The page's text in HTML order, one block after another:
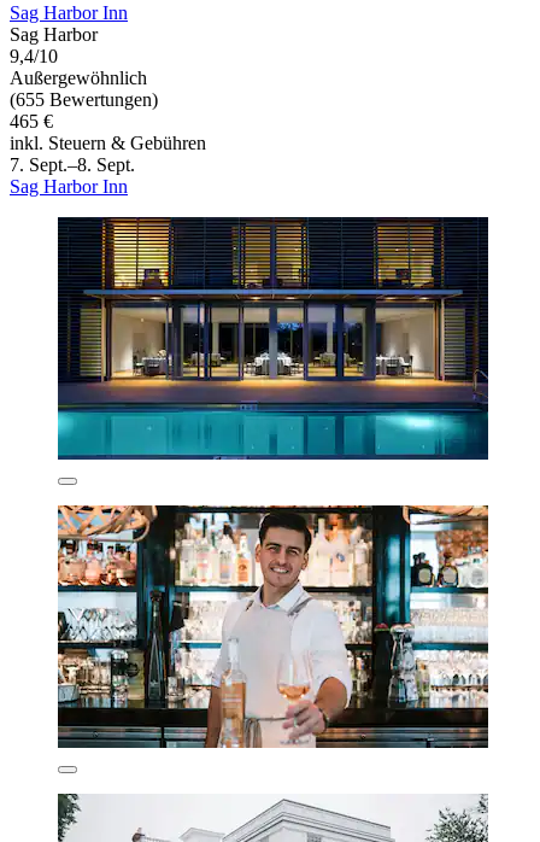
Sag Harbor Inn
Sag Harbor
9,4/10
Außergewöhnlich
(655 Bewertungen)
465 €
inkl. Steuern & Gebühren
7. Sept.–8. Sept.
Sag Harbor Inn